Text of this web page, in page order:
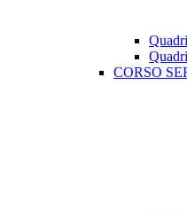
CORSO